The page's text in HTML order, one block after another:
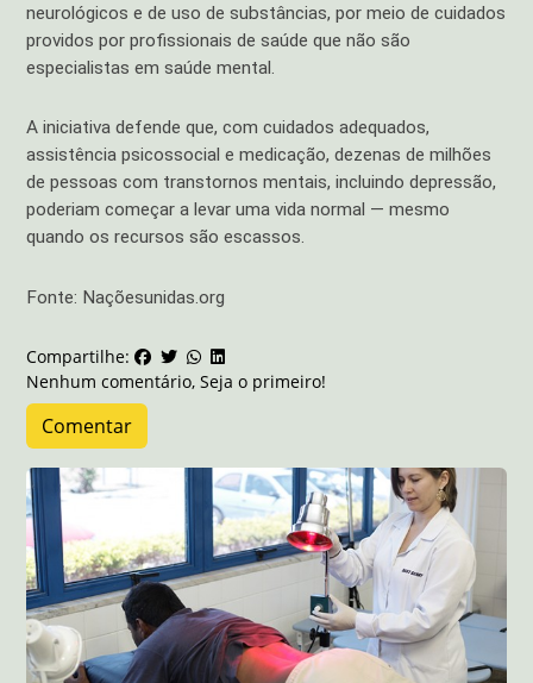
neurológicos e de uso de substâncias, por meio de cuidados
providos por profissionais de saúde que não são
especialistas em saúde mental.
A iniciativa defende que, com cuidados adequados,
assistência psicossocial e medicação, dezenas de milhões
de pessoas com transtornos mentais, incluindo depressão,
poderiam começar a levar uma vida normal — mesmo
quando os recursos são escassos.
Fonte: Naçõesunidas.org
Compartilhe:
Nenhum comentário, Seja o primeiro!
Comentar